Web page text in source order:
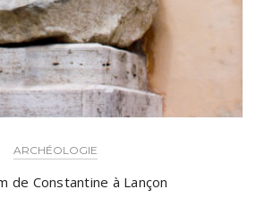
ARCHÉOLOGIE
de Constantine à Lançon